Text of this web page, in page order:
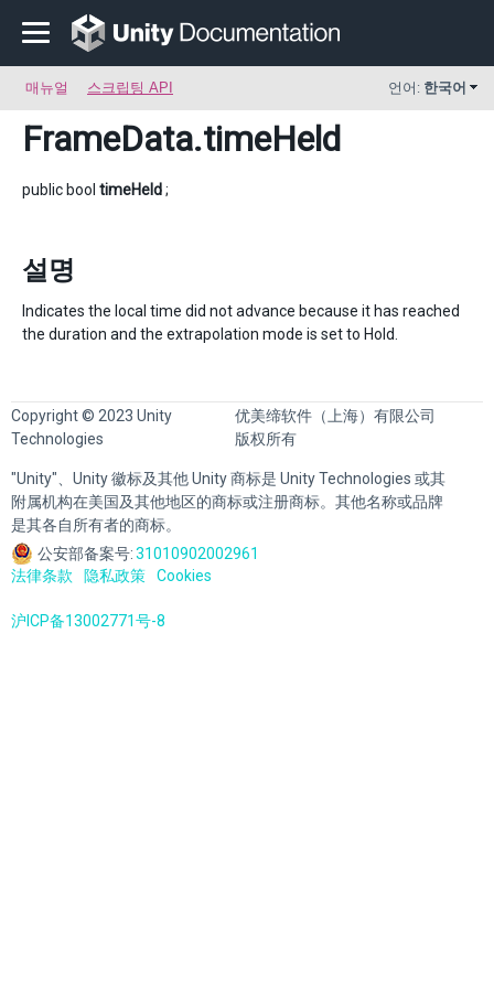
매뉴얼 스크립팅 API 언어: 한국어
FrameData.timeHeld
public bool timeHeld;
설명
Indicates the local time did not advance because it has reached
the duration and the extrapolation mode is set to Hold.
Copyright © 2023 Unity
Technologies
优美缔软件（上海）有限公司
版权所有
"Unity"、Unity 徽标及其他 Unity 商标是 Unity Technologies 或其
附属机构在美国及其他地区的商标或注册商标。其他名称或品牌
是其各自所有者的商标。
公安部备案号:31010902002961
法律条款
隐私政策 Cookies
沪ICP备13002771号-8